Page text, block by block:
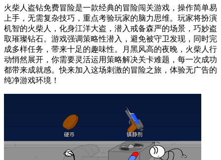
火柴人盗钻免费冒险是一款经典的冒险闯关游戏，操作简单易
上手，无需复杂技巧，重点考验玩家的脑力思维。玩家将扮演
机智的火柴人，化身江洋大盗，潜入戒备森严的场景，巧妙盗
取璀璨钻石。游戏强调策略性潜入，避免被守卫发现，同时完
成多样任务，带来十足的趣味性。月黑风高的夜晚，火柴人行
动悄然展开，你需要灵活运用策略解决关卡难题，每一次成功
都带来成就感。快来加入这场刺激的冒险之旅，体验无广告的
纯净游戏环境！